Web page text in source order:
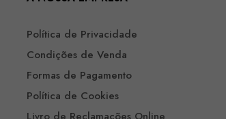
Política de Privacidade
Condições de Venda
Formas de Pagamento
Política de Cookies